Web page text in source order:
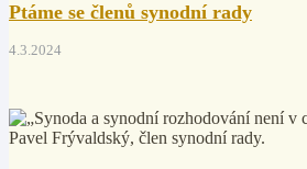
Ptáme se členů synodní rady
4.3.2024